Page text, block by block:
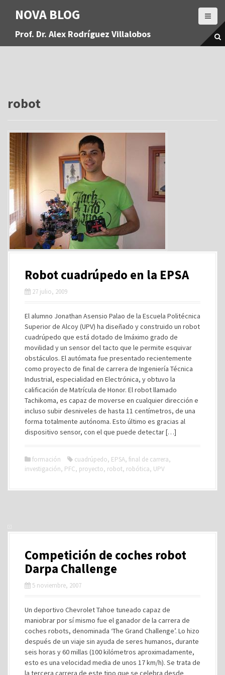
a
NOVA BLOG
Prof. Dr. Alex Rodríguez Villalobos
robot
Robot cuadrúpedo en la EPSA
27 julio, 2009
El alumno Jonathan Asensio Palao de la Escuela Politécnica
Superior de Alcoy (UPV) ha diseñado y construido un robot
cuadrúpedo que está dotado de lmáximo grado de
movilidad y un sensor del tacto que le permite esquivar
obstáculos. El autómata fue presentado recientemente
como proyecto de final de carrera de Ingeniería Técnica
Industrial, especialidad en Electrónica, y obtuvo la
calificación de Matrícula de Honor. El robot llamado
Tachikoma, es capaz de moverse en cualquier dirección e
incluso subir desniveles de hasta 11 centímetros, de una
forma totalmente autónoma. Esto último es gracias al
dispositivo sensor, con el que puede detectar […]
formación cuadrúpedo, EPSA, final de carrera,
investigación, PFC, proyecto, robot, robótica, UPV
Competición de coches robot
Darpa Challenge
5 noviembre, 2007
Un deportivo Chevrolet Tahoe tuneado capaz de
maniobrar por sí mismo fue el ganador de la carrera de
coches robots, denominada ‘The Grand Challenge’. Lo hizo
después de un viaje sin ayuda de seres humanos, durante
seis horas y 60 millas (100 kilómetros aproximadamente,
esto es una velocidad media de unos 17 km/h). Se trata de
la tercera carrera de este tipo que se celebra desde